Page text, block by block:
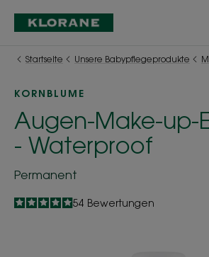
Startseite Unsere Babypflegeprodukte
KORNBLUME
Augen-Make-up-
- Waterproof
Permanent
4.9
/
5
54 Bewertungen